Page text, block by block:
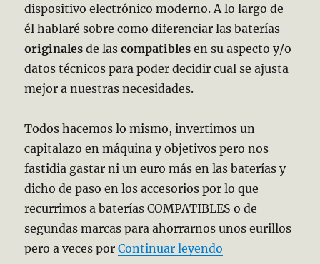
dispositivo electrónico moderno. A lo largo de
él hablaré sobre como diferenciar las baterías
originales de las compatibles en su aspecto y/o
datos técnicos para poder decidir cual se ajusta
mejor a nuestras necesidades.
Todos hacemos lo mismo, invertimos un
capitalazo en máquina y objetivos pero nos
fastidia gastar ni un euro más en las baterías y
dicho de paso en los accesorios por lo que
recurrimos a baterías COMPATIBLES o de
segundas marcas para ahorrarnos unos eurillos
pero a veces porContinuar leyendo